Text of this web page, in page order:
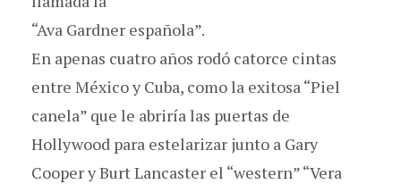
“Ava Gardner española”.
En apenas cuatro años rodó catorce cintas
entre México y Cuba, como la exitosa “Piel
canela” que le abriría las puertas de
Hollywood para estelarizar junto a Gary
Cooper y Burt Lancaster el “western” “Vera